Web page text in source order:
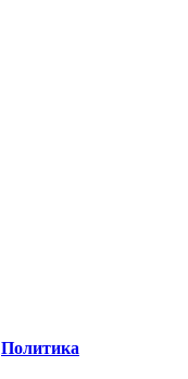
Политика